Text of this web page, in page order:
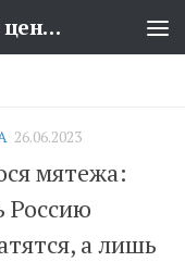
Научно-исследовательский центр проблем национальной безопасности
26.06.2023
мятежа:
Россию
а лишь